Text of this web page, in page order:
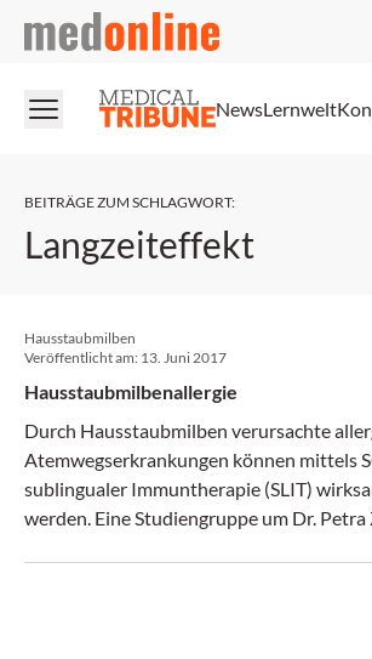
medonline
NewsLernwelt
BEITRÄGE ZUM SCHLAGWORT:
Langzeiteffekt
Hausstaubmilben
Veröffentlicht am: 13. Juni 2017
Hausstaubmilbenallergie
Durch Hausstaubmilben verursachte
Atemwegserkrankungen können mittels
sublingualer Immuntherapie (SLIT)
werden. Eine Studiengruppe um Dr. Petra